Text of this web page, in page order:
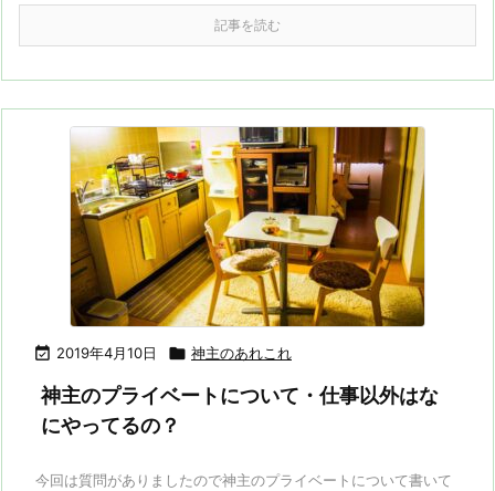
記事を読む
 2019年4月10日  神主のあれこれ
神主のプライベートについて・仕事以外はな
にやってるの？
今回は質問がありましたので神主のプライベートについて書いて